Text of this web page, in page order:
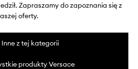
Zapraszamy do zapoznania się z
oferty.
Inne z tej kategorii
produkty Versace